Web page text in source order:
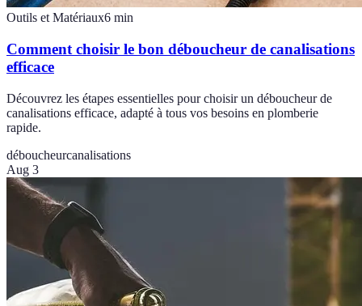
Outils et Matériaux6 min
Comment choisir le bon déboucheur de canalisations
efficace
Découvrez les étapes essentielles pour choisir un déboucheur de
canalisations efficace, adapté à tous vos besoins en plomberie
rapide.
déboucheurcanalisations
Aug 3